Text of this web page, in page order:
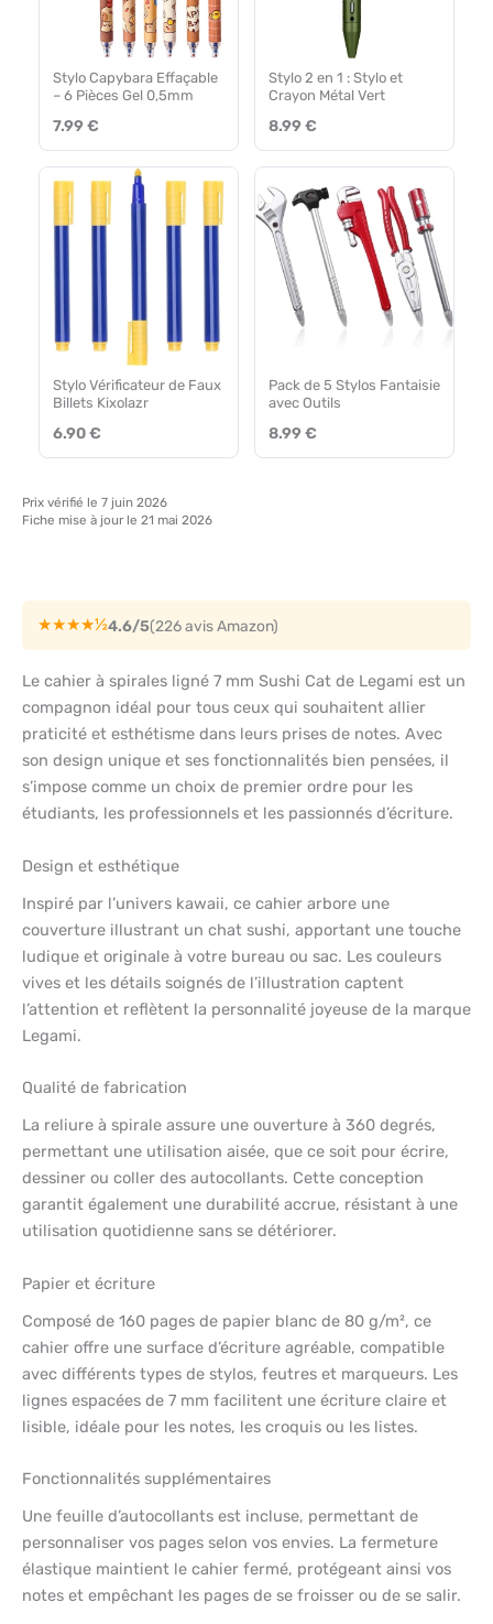
Stylo Capybara Effaçable
– 6 Pièces Gel 0,5mm
7.99 €
Stylo 2 en 1 : Stylo et
Crayon Métal Vert
8.99 €
Stylo Vérificateur de Faux
Billets Kixolazr
6.90 €
Pack de 5 Stylos Fantaisie
avec Outils
8.99 €
Prix vérifié le 7 juin 2026
Fiche mise à jour le 21 mai 2026
★★★★½4.6/5(226 avis Amazon)
Le cahier à spirales ligné 7 mm Sushi Cat de Legami est un
compagnon idéal pour tous ceux qui souhaitent allier
praticité et esthétisme dans leurs prises de notes. Avec
son design unique et ses fonctionnalités bien pensées, il
s’impose comme un choix de premier ordre pour les
étudiants, les professionnels et les passionnés d’écriture.
Design et esthétique
Inspiré par l’univers kawaii, ce cahier arbore une
couverture illustrant un chat sushi, apportant une touche
ludique et originale à votre bureau ou sac. Les couleurs
vives et les détails soignés de l’illustration captent
l’attention et reflètent la personnalité joyeuse de la marque
Legami.
Qualité de fabrication
La reliure à spirale assure une ouverture à 360 degrés,
permettant une utilisation aisée, que ce soit pour écrire,
dessiner ou coller des autocollants. Cette conception
garantit également une durabilité accrue, résistant à une
utilisation quotidienne sans se détériorer.
Papier et écriture
Composé de 160 pages de papier blanc de 80 g/m², ce
cahier offre une surface d’écriture agréable, compatible
avec différents types de stylos, feutres et marqueurs. Les
lignes espacées de 7 mm facilitent une écriture claire et
lisible, idéale pour les notes, les croquis ou les listes.
Fonctionnalités supplémentaires
Une feuille d’autocollants est incluse, permettant de
personnaliser vos pages selon vos envies. La fermeture
élastique maintient le cahier fermé, protégeant ainsi vos
notes et empêchant les pages de se froisser ou de se salir.